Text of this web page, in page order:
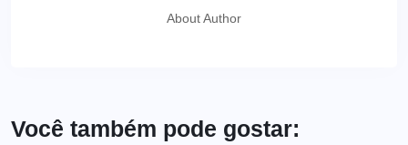
About Author
Você também pode gostar: